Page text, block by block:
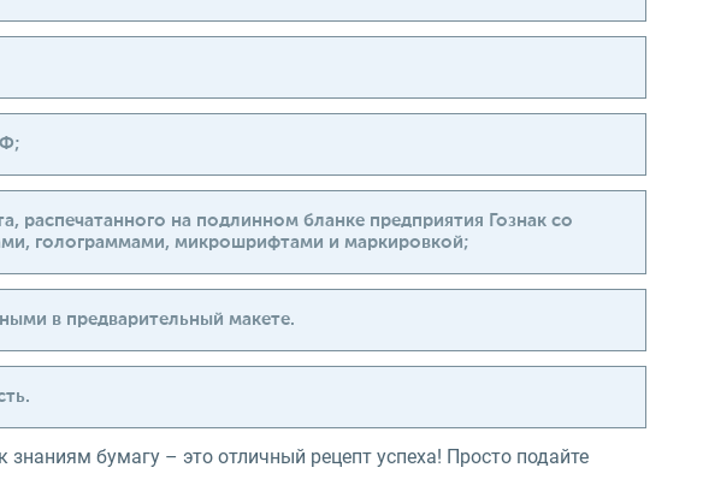
распечатанного на подлинном бланке предприятия Гознак со
голограммами, микрошрифтами и маркировкой;
в предварительный макете.
бумагу – это отличный рецепт успеха! Просто подайте